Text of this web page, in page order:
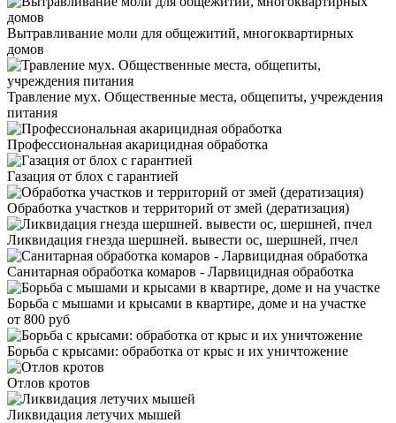
Вытравливание моли для общежитий, многоквартирных
домов
Травление мух. Общественные места, общепиты, учреждения
питания
Профессиональная акарицидная обработка
Газация от блох с гарантией
Обработка участков и территорий от змей (дератизация)
Ликвидация гнезда шершней. вывести ос, шершней, пчел
Санитарная обработка комаров - Ларвицидная обработка
Борьба с мышами и крысами в квартире, доме и на участке
от 800 руб
Борьба с крысами: обработка от крыс и их уничтожение
Отлов кротов
Ликвидация летучих мышей